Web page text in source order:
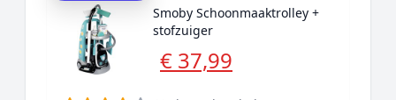
Alternatieven
Prijsniveaus
Smoby Schoonmaaktrolley +
stofzuiger
€ 37,99